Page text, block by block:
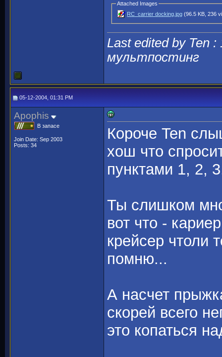
Attached Images
RC_carrier docking.jpg (96.5 KB, 236
Last edited by Ten
мультпостинг
05-12-2004, 01:31 PM
Apophis
В запасе
Join Date: Sep 2003
Posts: 34
Короче Ten
хош что
пунктами 1, 2,
Ты слишком
вот что -
крейсер чтоли
помню...
А насчет
скорей всего
это копаться